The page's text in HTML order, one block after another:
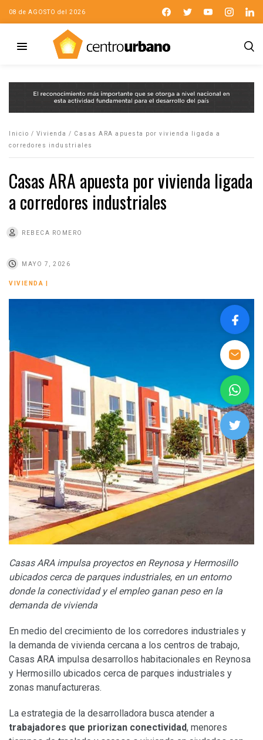
08 de AGOSTO del 2026
Inicio / Vivienda / Casas ARA apuesta por vivienda ligada a
corredores industriales
Casas ARA apuesta por vivienda ligada
a corredores industriales
REBECA ROMERO
MAYO 7, 2026
VIVIENDA
Casas ARA impulsa proyectos en Reynosa y Hermosillo
ubicados cerca de parques industriales, en un entorno
donde la conectividad y el empleo ganan peso en la
demanda de vivienda
En medio del crecimiento de los corredores industriales y
la demanda de vivienda cercana a los centros de trabajo,
Casas ARA impulsa desarrollos habitacionales en Reynosa
y Hermosillo ubicados cerca de parques industriales y
zonas manufactureras.
La estrategia de la desarrolladora busca atender a
trabajadores que priorizan conectividad, menores